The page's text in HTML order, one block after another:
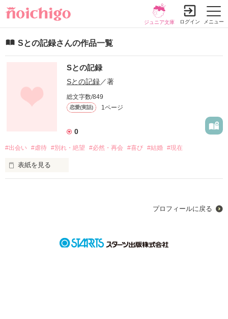
メニュー
ジュニア文庫 ログイン
Sとの記録さんの作品一覧
Sとの記録
Sとの記録／著
総文字数/849
恋愛(実話) 1ページ
0
#出会い #虐待 #別れ・絶望 #必然・再会 #喜び #結婚 #現在
表紙を見る
プロフィールに戻る